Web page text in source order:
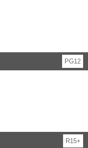
PG12
R15+